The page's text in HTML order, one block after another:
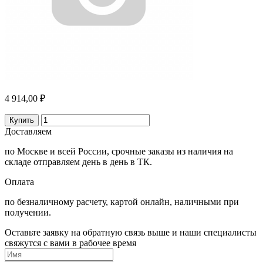
4 914,00 ₽
Купить
Доставляем
по Москве и всей России, срочные заказы из наличия на
складе отправляем день в день в ТК.
Оплата
по безналичному расчету, картой онлайн, наличными при
получении.
Оставьте заявку на обратную связь выше и наши специалисты
свяжутся с вами в рабочее время